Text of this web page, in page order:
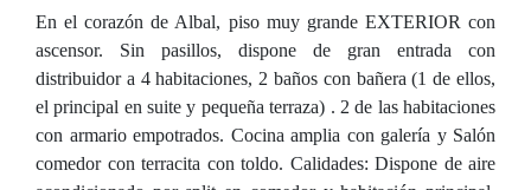
En el corazón de Albal, piso muy grande EXTERIOR con
ascensor. Sin pasillos, dispone de gran entrada con
distribuidor a 4 habitaciones, 2 baños con bañera (1 de ellos,
el principal en suite y pequeña terraza) . 2 de las habitaciones
con armario empotrados. Cocina amplia con galería y Salón
comedor con terracita con toldo. Calidades: Dispone de aire